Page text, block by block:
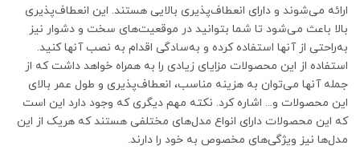
ارائه می‌شوند و دارای انعطاف‌پذیری بالایی هستند. این انعطاف‌پذیری
بالا باعث می‌شود تا شما بتوانید در موقعیت‌های سخت و دشوار نیز
به‌راحتی از آنها استفاده کرده و به‌سادگی اقدام به نصب آنها کنید.
استفاده از این محصولات مزایای زیادی را به همراه خواهد داشت که از
جمله آنها می‌توان به هزینه مناسب، انعطاف‌پذیری و طول عمر بالای
این محصولات و... اشاره کرد. نکته مهم دیگری که وجود دارد این است
که این محصولات دارای انواع مدل‌های مختلفی هستند که هریک از این
مدل‌ها نیز ویژگی‌های مخصوص به خود را دارند.